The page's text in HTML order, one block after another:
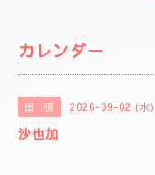
カレンダー
出 張 2026-09-02 (水
沙也加